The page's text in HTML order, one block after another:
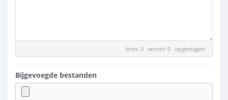
lines: 0 words: 0 opgeslagen
Bijgevoegde bestanden